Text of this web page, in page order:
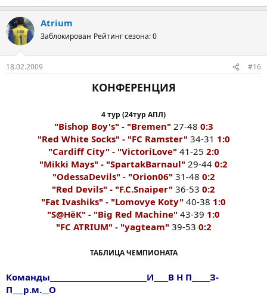
Atrium
Заблокирован Рейтинг сезона: 0
18.02.2009 #16
КОНФЕРЕНЦИЯ
4 тур (24тур АПЛ)
"Bishop Boy's" - "Bremen" 27-48 0:3
"Red White Socks" - "FC Ramster" 34-31 1:0
"Cardiff City" - "VictoriLove" 41-25 2:0
"Mikki Mays" - "SpartakBarnaul" 29-44 0:2
"OdessaDevils" - "Orion06" 31-48 0:2
"Red Devils" - "F.C.Snaiper" 36-53 0:2
"Fat Ivashiks" - "Lomovye Koty" 40-38 1:0
"S@HёК" - "Big Red Machine" 43-39 1:0
"FC ATRIUM" - "yagteam" 39-53 0:2
ТАБЛИЦА ЧЕМПИОНАТА
Команды___________________________И____В Н П_____З-
П___р.м.__О